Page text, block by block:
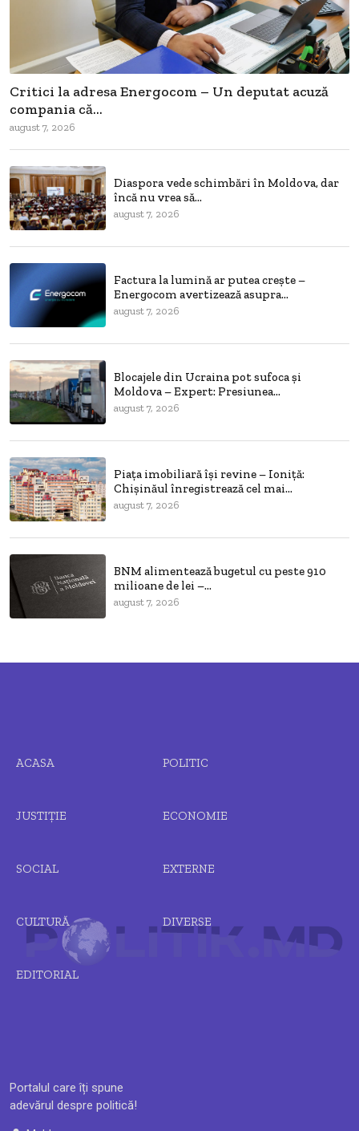
Critici la adresa Energocom – Un deputat acuză
compania că...
august 7, 2026
Diaspora vede schimbări în Moldova, dar
încă nu vrea să...
august 7, 2026
Factura la lumină ar putea crește –
Energocom avertizează asupra...
august 7, 2026
Blocajele din Ucraina pot sufoca și
Moldova – Expert: Presiunea...
august 7, 2026
Piața imobiliară își revine – Ioniță:
Chișinăul înregistrează cel mai...
august 7, 2026
BNM alimentează bugetul cu peste 910
milioane de lei –...
august 7, 2026
Portalul care îți spune
adevărul despre politică!
ACASA POLITIC
JUSTIȚIE ECONOMIE
SOCIAL EXTERNE
CULTURĂ DIVERSE
EDITORIAL